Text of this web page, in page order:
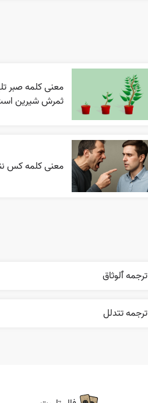
معنی کلمه صبر
ثمرش شیرین
معنی کلمه کس
ترجمه ٱلوثاق
ترجمه تتدلل